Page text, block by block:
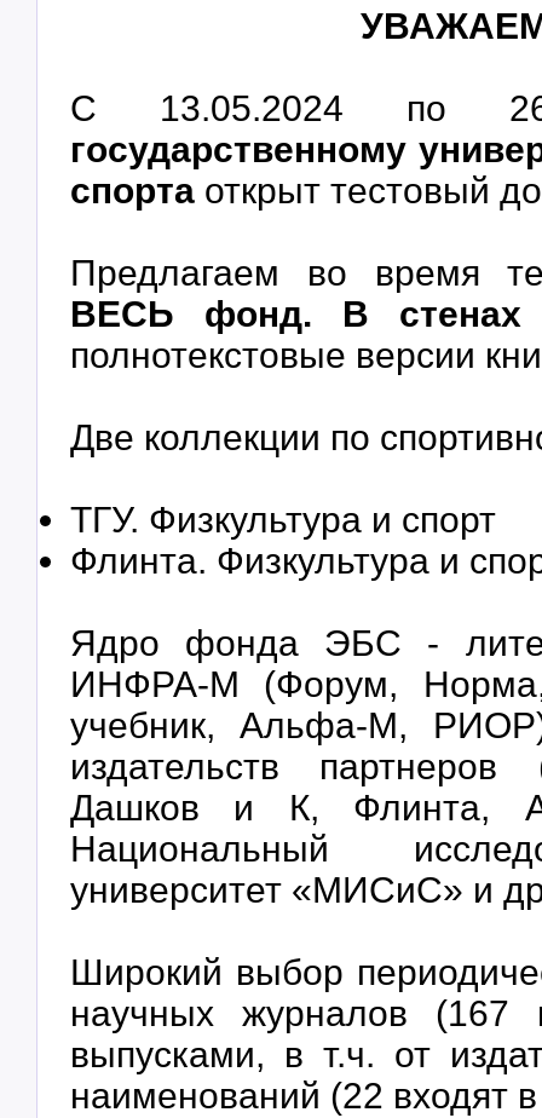
С 13.05.2024 по
государственному
спорта открыт тестовый
Предлагаем во время
ВЕСЬ фонд. В стенах
полнотекстовые версии
Две коллекции по
ТГУ. Физкультура и спорт
Флинта. Физкультура и
Ядро фонда ЭБС -
ИНФРА-М (Форум,
учебник, Альфа-М,
издательств
Дашков и К, Флинта,
Национальный
университет «МИСиС» и
Широкий выбор
научных журналов
выпусками, в т.ч. от
наименований (22 входят